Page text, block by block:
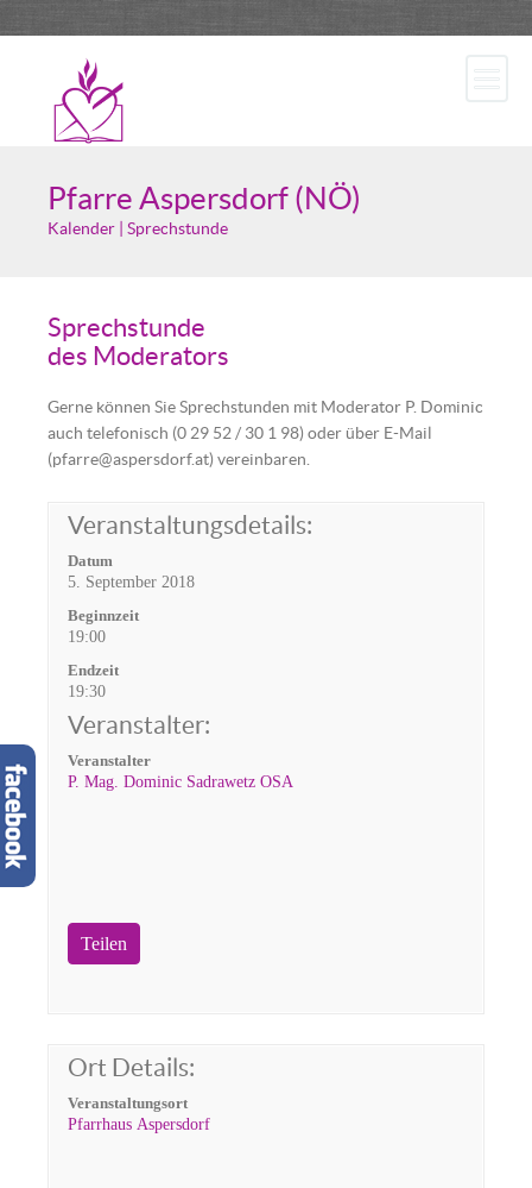
Pfarre Aspersdorf (NÖ)
Kalender | Sprechstunde
Sprechstunde
des Moderators
Gerne können Sie Sprechstunden mit Moderator P. Dominic
auch telefonisch (0 29 52 / 30 1 98) oder über E-Mail
(pfarre@aspersdorf.at) vereinbaren.
Veranstaltungsdetails:
Datum
5. September 2018
Beginnzeit
19:00
Endzeit
19:30
Veranstalter:
Veranstalter
P. Mag. Dominic Sadrawetz OSA
Teilen
Ort Details:
Veranstaltungsort
Pfarrhaus Aspersdorf